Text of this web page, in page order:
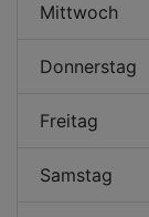
Mittwoch
Donnerstag
Freitag
Samstag